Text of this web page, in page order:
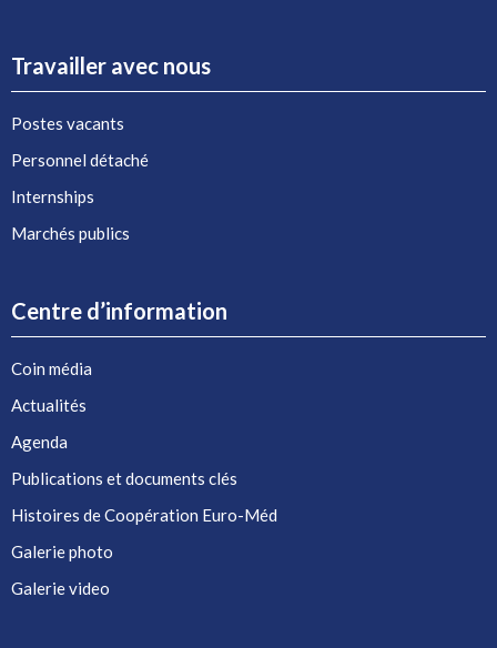
Travailler avec nous
Postes vacants
Personnel détaché
Internships
Marchés publics
Centre d’information
Coin média
Actualités
Agenda
Publications et documents clés
Histoires de Coopération Euro-Méd
Galerie photo
Galerie video